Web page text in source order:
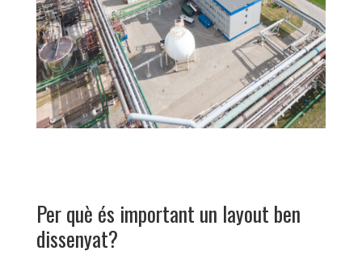
Per què és important un layout ben
dissenyat?